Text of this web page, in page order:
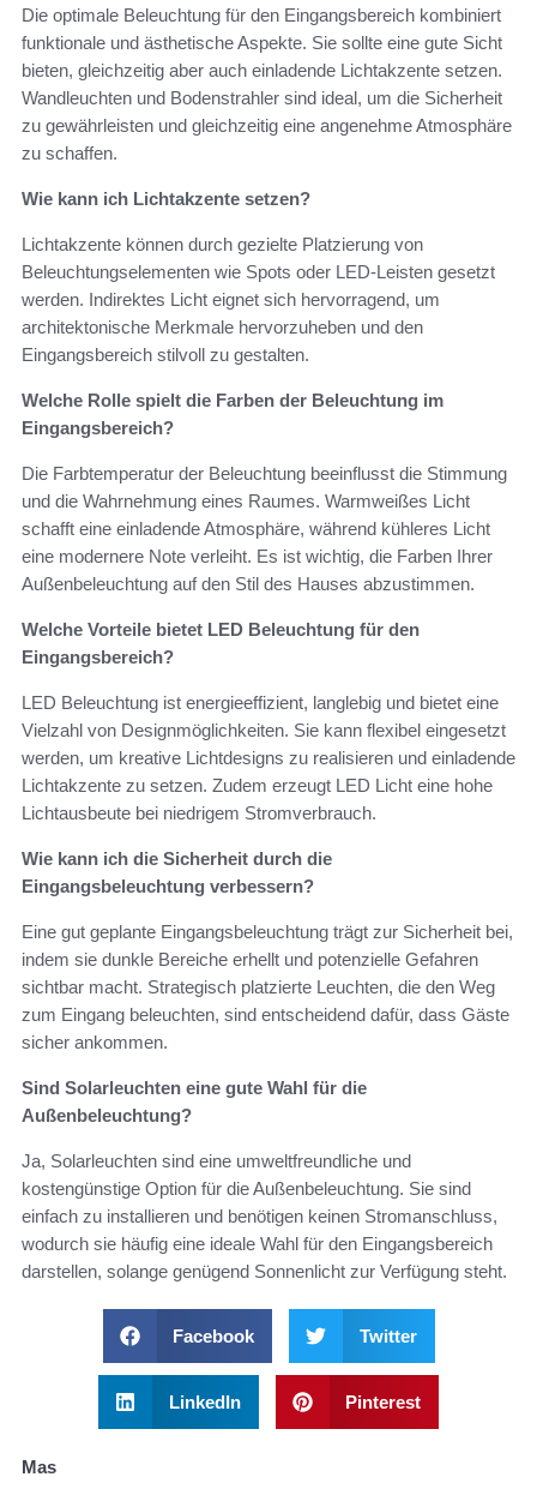
Die optimale Beleuchtung für den Eingangsbereich kombiniert
funktionale und ästhetische Aspekte. Sie sollte eine gute Sicht
bieten, gleichzeitig aber auch einladende Lichtakzente setzen.
Wandleuchten und Bodenstrahler sind ideal, um die Sicherheit
zu gewährleisten und gleichzeitig eine angenehme Atmosphäre
zu schaffen.
Wie kann ich Lichtakzente setzen?
Lichtakzente können durch gezielte Platzierung von
Beleuchtungselementen wie Spots oder LED-Leisten gesetzt
werden. Indirektes Licht eignet sich hervorragend, um
architektonische Merkmale hervorzuheben und den
Eingangsbereich stilvoll zu gestalten.
Welche Rolle spielt die Farben der Beleuchtung im
Eingangsbereich?
Die Farbtemperatur der Beleuchtung beeinflusst die Stimmung
und die Wahrnehmung eines Raumes. Warmweißes Licht
schafft eine einladende Atmosphäre, während kühleres Licht
eine modernere Note verleiht. Es ist wichtig, die Farben Ihrer
Außenbeleuchtung auf den Stil des Hauses abzustimmen.
Welche Vorteile bietet LED Beleuchtung für den
Eingangsbereich?
LED Beleuchtung ist energieeffizient, langlebig und bietet eine
Vielzahl von Designmöglichkeiten. Sie kann flexibel eingesetzt
werden, um kreative Lichtdesigns zu realisieren und einladende
Lichtakzente zu setzen. Zudem erzeugt LED Licht eine hohe
Lichtausbeute bei niedrigem Stromverbrauch.
Wie kann ich die Sicherheit durch die
Eingangsbeleuchtung verbessern?
Eine gut geplante Eingangsbeleuchtung trägt zur Sicherheit bei,
indem sie dunkle Bereiche erhellt und potenzielle Gefahren
sichtbar macht. Strategisch platzierte Leuchten, die den Weg
zum Eingang beleuchten, sind entscheidend dafür, dass Gäste
sicher ankommen.
Sind Solarleuchten eine gute Wahl für die
Außenbeleuchtung?
Ja, Solarleuchten sind eine umweltfreundliche und
kostengünstige Option für die Außenbeleuchtung. Sie sind
einfach zu installieren und benötigen keinen Stromanschluss,
wodurch sie häufig eine ideale Wahl für den Eingangsbereich
darstellen, solange genügend Sonnenlicht zur Verfügung steht.
Facebook Twitter
LinkedIn Pinterest
Mas